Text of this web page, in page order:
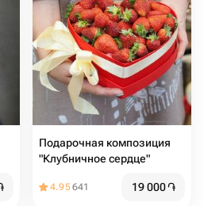
Подарочная композиция
"Клубничное сердце"
4.95641 19 000֏